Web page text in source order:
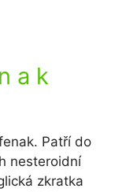
a k
Patří do
nesteroidní
zkratka